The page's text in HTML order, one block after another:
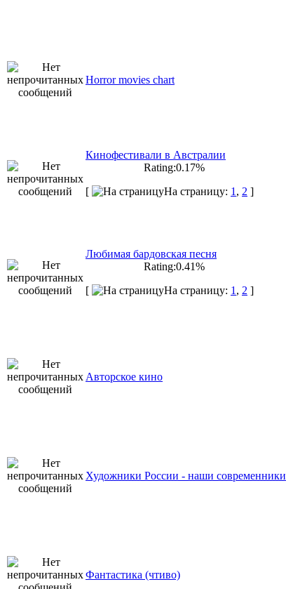
Horror movies chart
Кинофестивали в Австралии
Rating:0.17%
[
На страницу: 1 , 2 ]
Любимая бардовская песня
Rating:0.41%
[
На страницу: 1 , 2 ]
Авторское кино
Художники России - наши современники
Фантастика (чтиво)